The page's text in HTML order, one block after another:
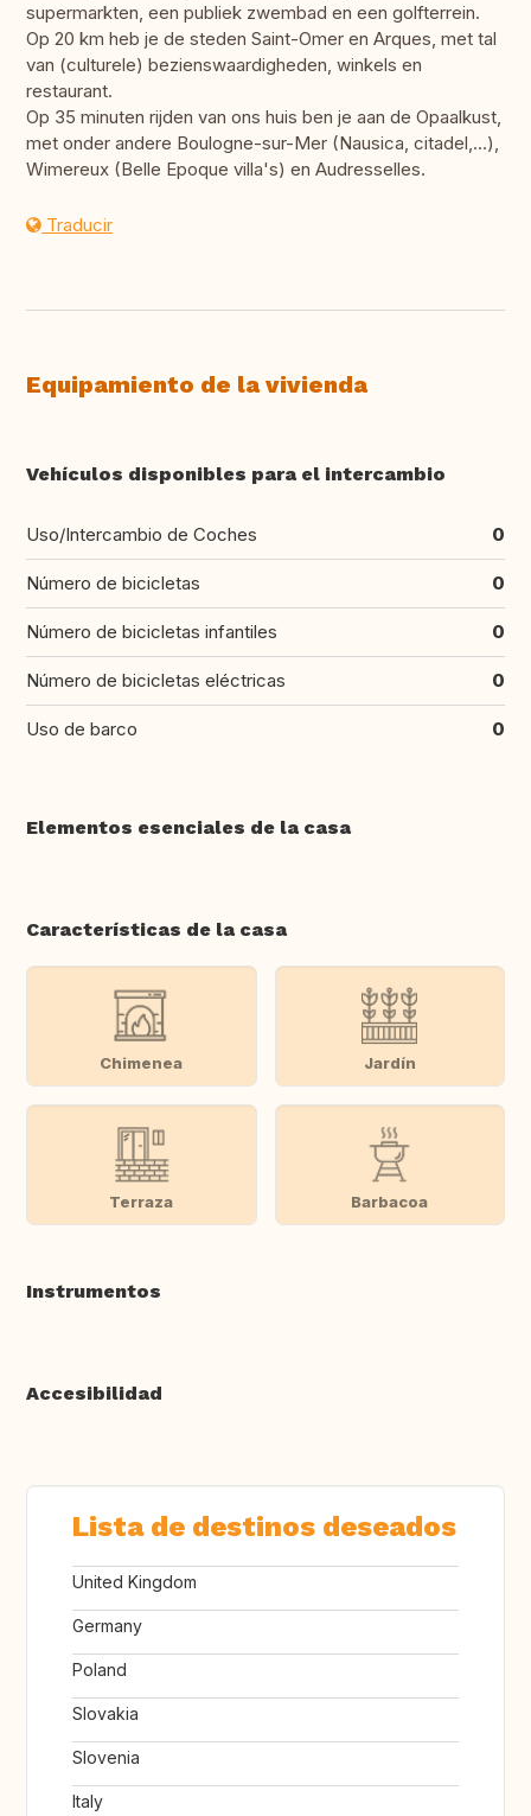
supermarkten, een publiek zwembad en een golfterrein.
Op 20 km heb je de steden Saint-Omer en Arques, met tal
van (culturele) bezienswaardigheden, winkels en
restaurant.
Op 35 minuten rijden van ons huis ben je aan de Opaalkust,
met onder andere Boulogne-sur-Mer (Nausica, citadel,...),
Wimereux (Belle Epoque villa's) en Audresselles.
Traducir
Equipamiento de la vivienda
Vehículos disponibles para el intercambio
Uso/Intercambio de Coches 0
Número de bicicletas 0
Número de bicicletas infantiles 0
Número de bicicletas eléctricas 0
Uso de barco 0
Elementos esenciales de la casa
Características de la casa
Chimenea Jardín
Terraza Barbacoa
Instrumentos
Accesibilidad
Lista de destinos deseados
United Kingdom
Germany
Poland
Slovakia
Slovenia
Italy